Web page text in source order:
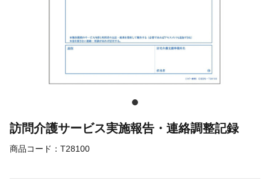
訪問介護サービス実施報告・連絡調整記録
商品コード： T28100